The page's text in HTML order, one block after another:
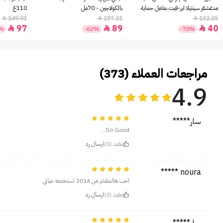
مدغشقر سينتيلا اير-فيت بعامل حماية
+30 - 50مل
132.25

40

-70%
بالكولاجين - 70مل
237.21

89

-62%
110غ
149.01

97

مراجعات العملاء (373)
4.9
سار*****
So Good…
مفيد (0)
ارسال رد
noura *****
احب هالمقشر من 2014 استخدمه خيالي
مفيد (2)
ارسال رد